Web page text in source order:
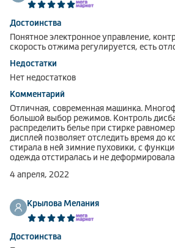
Достоинства
Понятное электронное управление,
скорость отжима регулируется, есть
Недостатки
Нет недостатков
Комментарий
Отличная, современная машинка.
большой выбор режимов. Контроль
распределить белье при стирке
дисплей позволяет отследить время до
стирала в ней зимние пуховики, с
одежда отстиралась и не
4 апреля, 2022
Крылова Мелания
Достоинства